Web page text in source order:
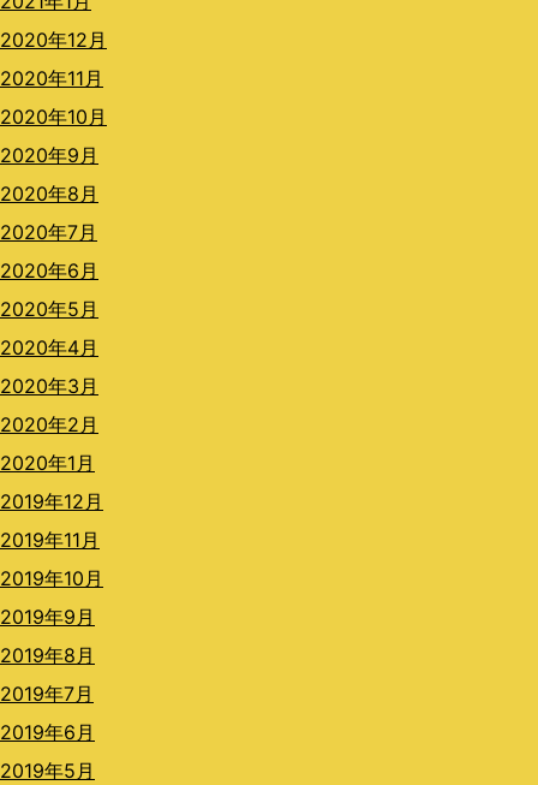
2020年12月
2020年11月
2020年10月
2020年9月
2020年8月
2020年7月
2020年6月
2020年5月
2020年4月
2020年3月
2020年2月
2020年1月
2019年12月
2019年11月
2019年10月
2019年9月
2019年8月
2019年7月
2019年6月
2019年5月